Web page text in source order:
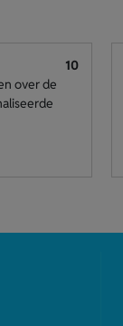
10
over de